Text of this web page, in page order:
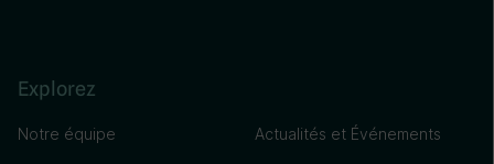
Explorez
Notre équipe Actualités et Événements